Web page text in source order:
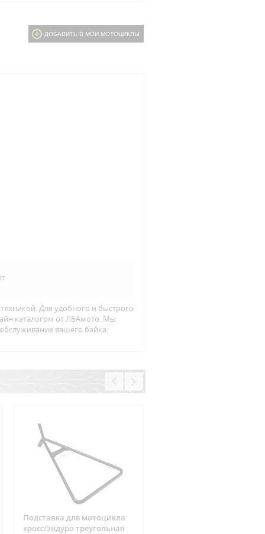
ДОБАВИТЬ В МОИ МОТОЦИКЛЫ
Для удобного и быстрого
каталогом от ЛБАмото. Мы
вашего байка.
Подставка для мотоцикла
кросс/эндуро треугольная